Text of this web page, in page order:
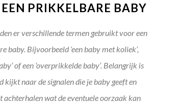
PRIKKELBARE BABY
er verschillende termen gebruikt voor een
baby. Bijvoorbeeld ‘een baby met koliek’,
of een ‘overprikkelde baby’. Belangrijk is
kijkt naar de signalen die je baby geeft en
achterhalen wat de eventuele oorzaak kan